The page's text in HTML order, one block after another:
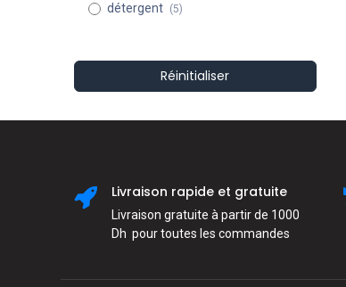
détergent
(5)
Réinitialiser
Livraison rapide et gratuite
Livraison gratuite à partir de 1000
Dh pour toutes les commandes